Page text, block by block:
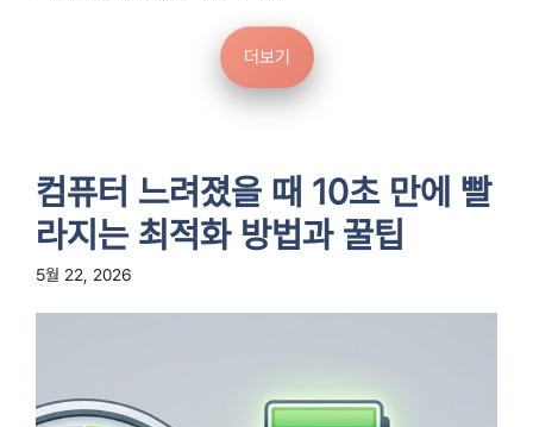
더보기
컴퓨터 느려졌을 때 10초 만에 빨
라지는 최적화 방법과 꿀팁
5월 22, 2026